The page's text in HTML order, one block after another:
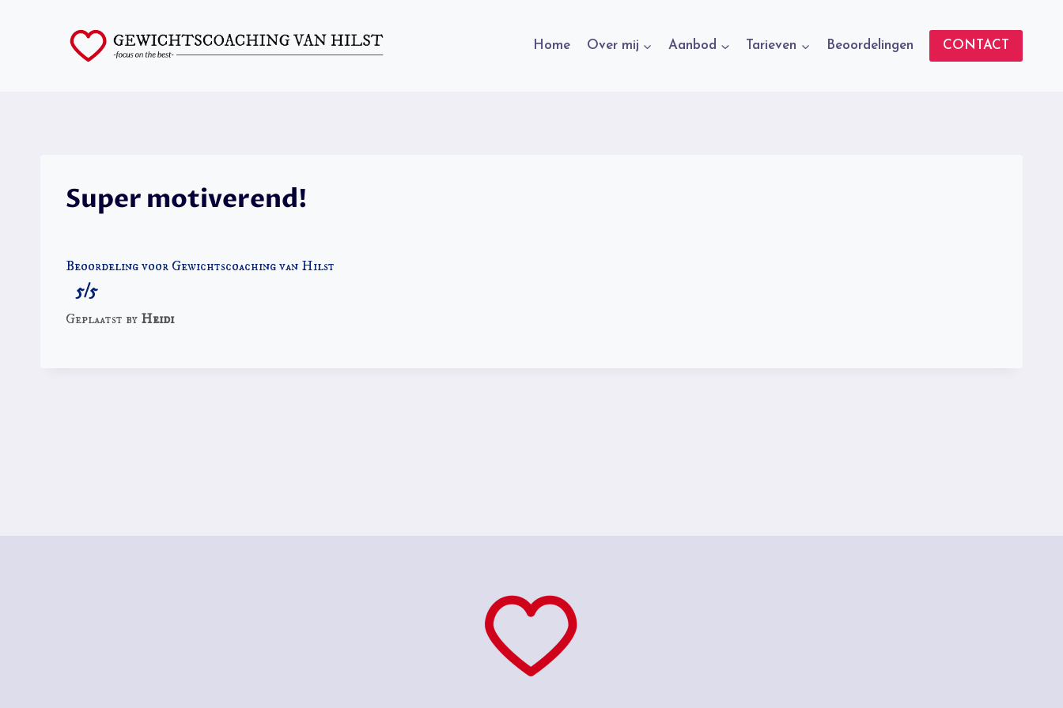
Home Over mij Aanbod Tarieven Beoordelingen CONTACT
Super motiverend!
Beoordeling voor Gewichtscoaching van Hilst
5/5
Geplaatst by Heidi